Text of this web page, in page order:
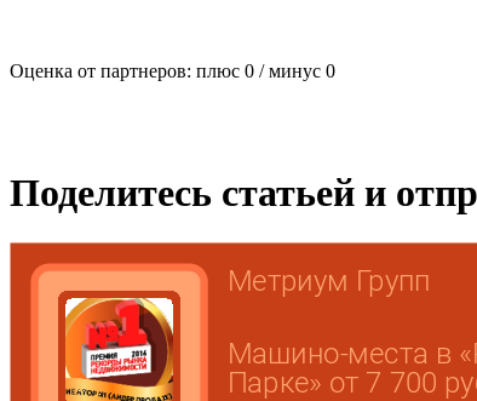
Оценка от партнеров: плюс 0 / минус 0
Поделитесь статьей и